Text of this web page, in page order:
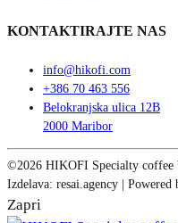
KONTAKTIRAJTE NAS
info@hikofi.com
+386 70 463 556
Belokranjska ulica 12B
2000 Maribor
©2026 HIKOFI Specialty coffee
Izdelava: resai.agency | Powered
Zapri